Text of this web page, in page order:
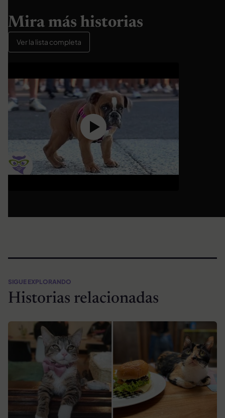
Mira más historias
Ver la lista completa
SIGUE EXPLORANDO
Historias relacionadas